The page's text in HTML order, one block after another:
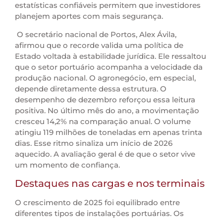
estatísticas confiáveis permitem que investidores
planejem aportes com mais segurança.
O secretário nacional de Portos, Alex Ávila,
afirmou que o recorde valida uma política de
Estado voltada à estabilidade jurídica. Ele ressaltou
que o setor portuário acompanha a velocidade da
produção nacional. O agronegócio, em especial,
depende diretamente dessa estrutura. O
desempenho de dezembro reforçou essa leitura
positiva. No último mês do ano, a movimentação
cresceu 14,2% na comparação anual. O volume
atingiu 119 milhões de toneladas em apenas trinta
dias. Esse ritmo sinaliza um início de 2026
aquecido. A avaliação geral é de que o setor vive
um momento de confiança.
Destaques nas cargas e nos terminais
O crescimento de 2025 foi equilibrado entre
diferentes tipos de instalações portuárias. Os